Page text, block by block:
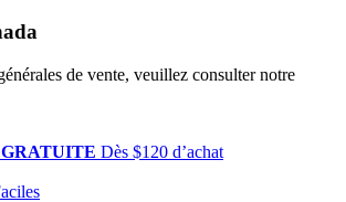
de vente, veuillez consulter notre
Dès $120 d’achat